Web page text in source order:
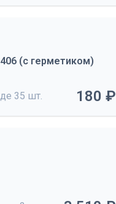
(с герметиком)
35 шт. 180 ₽